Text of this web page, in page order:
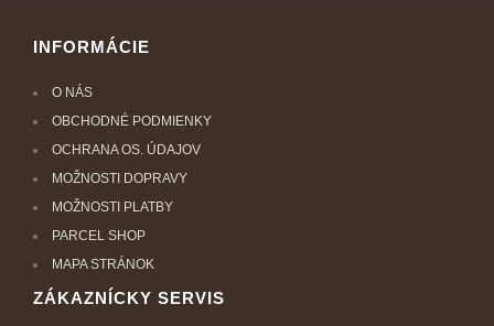
INFORMÁCIE
O NÁS
OBCHODNÉ PODMIENKY
OCHRANA OS. ÚDAJOV
MOŽNOSTI DOPRAVY
MOŽNOSTI PLATBY
PARCEL SHOP
MAPA STRÁNOK
ZÁKAZNÍCKY SERVIS